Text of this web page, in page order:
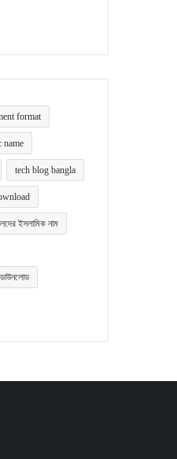
format
name
tech blog bangla
ইসলামিক নাম
ডাউনলোড